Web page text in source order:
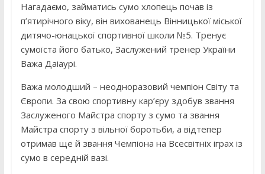
Нагадаємо, займатись сумо хлопець почав із
п’ятирічного віку, він вихованець Вінницької міської
дитячо-юнацької спортивної школи №5. Тренує
сумоїста його батько, Заслужений тренер України
Важа Даіаурі.
Важа молодший – неодноразовий чемпіон Світу та
Європи. За свою спортивну кар’єру здобув звання
Заслуженого Майстра спорту з сумо та звання
Майстра спорту з вільної боротьби, а відтепер
отримав ще й звання Чемпіона на Всесвітніх іграх із
сумо в середній вазі.